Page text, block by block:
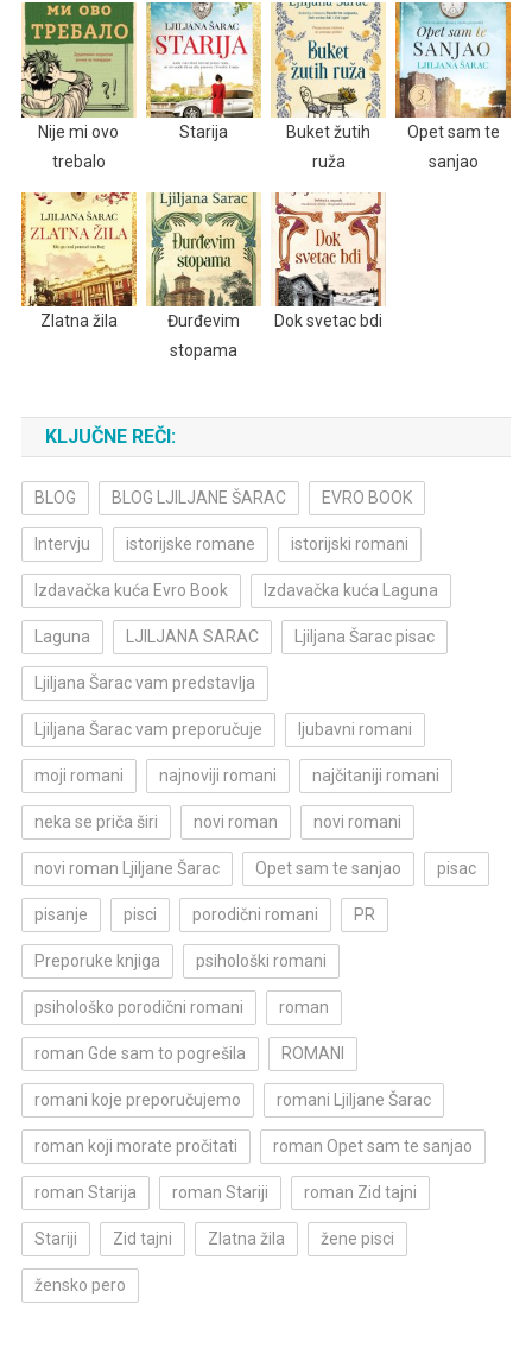
Nije mi ovo
trebalo
Starija
Buket žutih
ruža
Opet sam te
sanjao
Zlatna žila
Đurđevim
stopama
Dok svetac bdi
KLJUČNE REČI:
BLOG BLOG LJILJANE ŠARAC EVRO BOOK
Intervju istorijske romane istorijski romani
Izdavačka kuća Evro Book Izdavačka kuća Laguna
Laguna LJILJANA SARAC Ljiljana Šarac pisac
Ljiljana Šarac vam predstavlja
Ljiljana Šarac vam preporučuje ljubavni romani
moji romani najnoviji romani najčitaniji romani
neka se priča širi novi roman novi romani
novi roman Ljiljane Šarac Opet sam te sanjao pisac
pisanje pisci porodični romani PR
Preporuke knjiga psihološki romani
psihološko porodični romani roman
roman Gde sam to pogrešila ROMANI
romani koje preporučujemo romani Ljiljane Šarac
roman koji morate pročitati roman Opet sam te sanjao
roman Starija roman Stariji roman Zid tajni
Stariji Zid tajni Zlatna žila žene pisci
žensko pero